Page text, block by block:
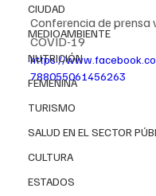
CIUDAD
MEDIOAMBIENTE
NUTRICIÓN
FEMENINA
TURISMO
SALUD EN EL SECTOR
CULTURA
ESTADOS
Conferencia de
COVID-19
https://
788055061456263